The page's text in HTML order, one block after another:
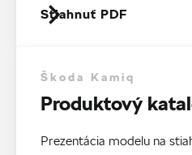
Stiahnuť PDF
Škoda Kamiq
Produktový
Prezentácia modelu na